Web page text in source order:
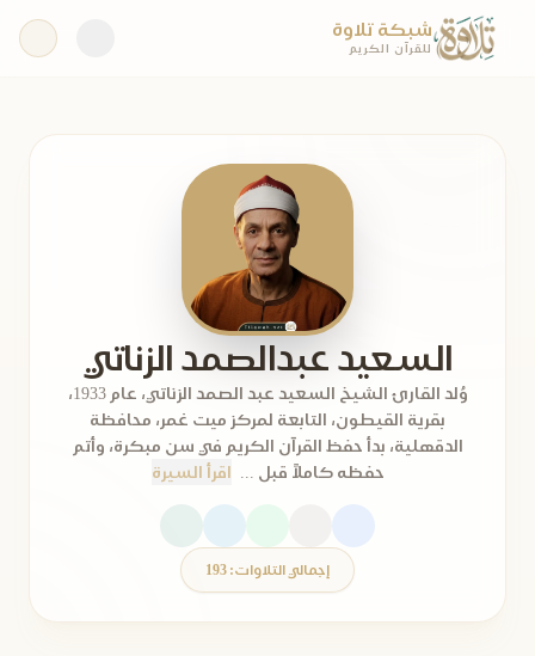
شبكة تلاوة
للقرآن الكريم
السعيد عبدالصمد الزناتي
وُلد القارئ الشيخ السعيد عبد الصمد الزناتي، عام 1933،
بقرية القيطون، التابعة لمركز ميت غمر، محافظة
الدقهلية، بدأ حفظ القرآن الكريم في سن مبكرة، وأتم
حفظه كاملاً قبل ...
اقرأ السيرة
إجمالي التلاوات: 193